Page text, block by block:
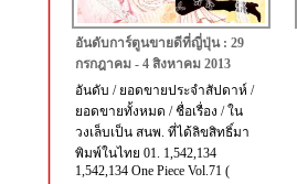
อันดับการ์ตูนขายดีที่ญี่ปุ่น : 29
กรกฎาคม - 4 สิงหาคม 2013
อันดับ / ยอดขายประจำสัปดาห์ /
ยอดขายทั้งหมด / ชื่อเรื่อง / ใน
วงเล็บเป็น สนพ. ที่ได้ลิขสิทธิ์มา
พิมพ์ในไทย 01. 1,542,134
1,542,134 One Piece Vol.71 (